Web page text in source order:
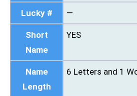
Lucky # —
Short
Name
YES
Name
Length
6 Letters and 1